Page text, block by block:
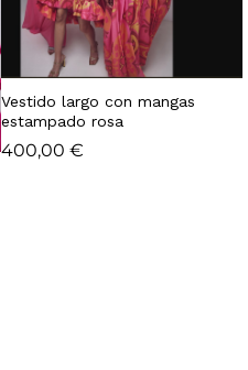
Vestido largo con mangas
estampado rosa
400,00 €